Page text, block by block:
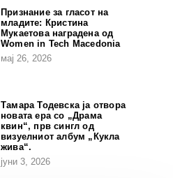
Признание за гласот на
младите: Кристина
Мукаетова наградена од
Women in Tech Macedonia
мај 26, 2026
Тамара Тодевска ја отвора
новата ера со „Драма
квин“, прв сингл од
визуелниот албум „Кукла
жива“.
јуни 3, 2026